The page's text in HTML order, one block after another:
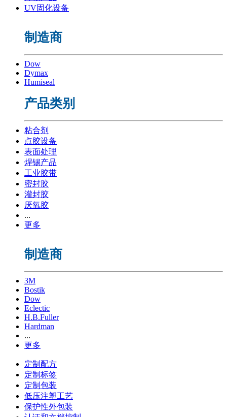
UV固化设备
制造商
Dow
Dymax
Humiseal
产品类别
粘合剂
点胶设备
表面处理
焊锡产品
工业胶带
密封胶
灌封胶
厌氧胶
...
更多
制造商
3M
Bostik
Dow
Eclectic
H.B.Fuller
Hardman
...
更多
定制配方
定制标签
定制包装
低压注塑工艺
保护性外包装